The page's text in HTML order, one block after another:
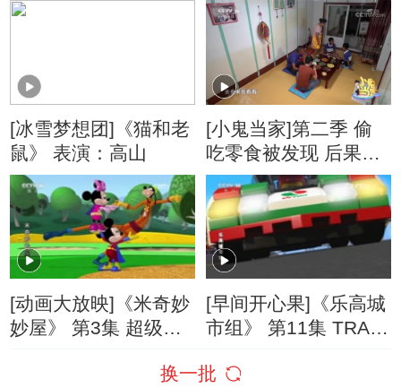
[冰雪梦想团]《猫和老
鼠》 表演：高山
[小鬼当家]第二季 偷
吃零食被发现 后果很
严重
[动画大放映]《米奇妙
妙屋》 第3集 超级探
[早间开心果]《乐高城
市组》 第11集 TRAIN
换一批